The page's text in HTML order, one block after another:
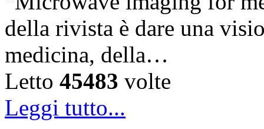
della rivista è dare una
medicina, della…
Letto 45483 volte
Leggi tutto...